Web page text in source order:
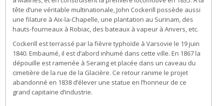
tête d’une véritable multinationale, John Cockerill possède aussi
une filature à Aix-la-Chapelle, une plantation au Surinam, des
hauts-fourneaux à Robiac, des bateaux à vapeur à Anvers, etc.
Cockerill est terrassé par la fièvre typhoïde à Varsovie le 19 juin
1840. Embaumé, il est d’abord inhumé dans cette ville. En 1867 la
dépouille est ramenée à Seraing et placée dans un caveau du
cimetière de la rue de la Glacière. Ce retour ranime le projet
abandonné en 1838 d’élever une statue en l’honneur de ce
grand capitaine d’industrie.